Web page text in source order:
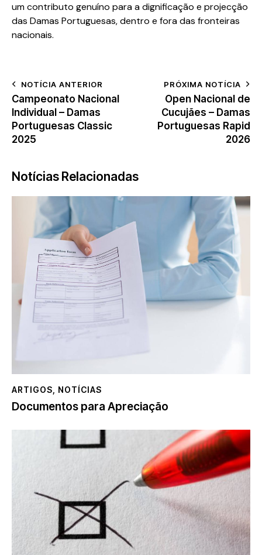
um contributo genuíno para a dignificação e projecção
das Damas Portuguesas, dentro e fora das fronteiras
nacionais.
NOTÍCIA ANTERIOR
Campeonato Nacional
Individual – Damas
Portuguesas Classic
2025
PRÓXIMA NOTÍCIA
Open Nacional de
Cucujães – Damas
Portuguesas Rapid
2026
Notícias Relacionadas
ARTIGOS NOTÍCIAS
Documentos para Apreciação